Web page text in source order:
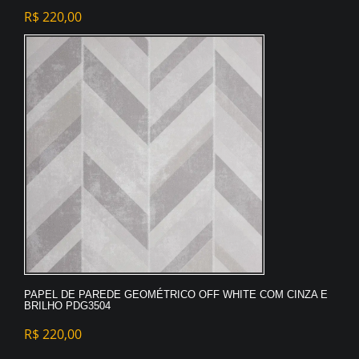
R$ 220,00
PAPEL DE PAREDE GEOMÉTRICO OFF WHITE COM CINZA E
BRILHO PDG3504
R$ 220,00